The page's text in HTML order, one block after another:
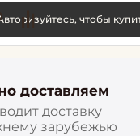
чтобы
доставляем
доставку
зарубежью